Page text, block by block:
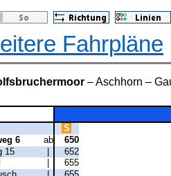
Fahrpläne
– Aschhorn –
S
6
ab
650
15
|
652
655